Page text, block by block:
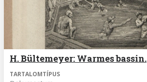
H. Bültemeyer: Warmes bassin.
TARTALOMTÍPUS